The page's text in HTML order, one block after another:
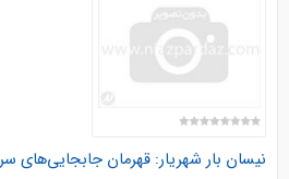
نیسان بار شهریار: قهرمان جابجایی‌های